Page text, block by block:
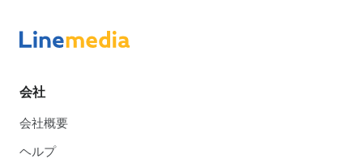
会社
会社概要
ヘルプ